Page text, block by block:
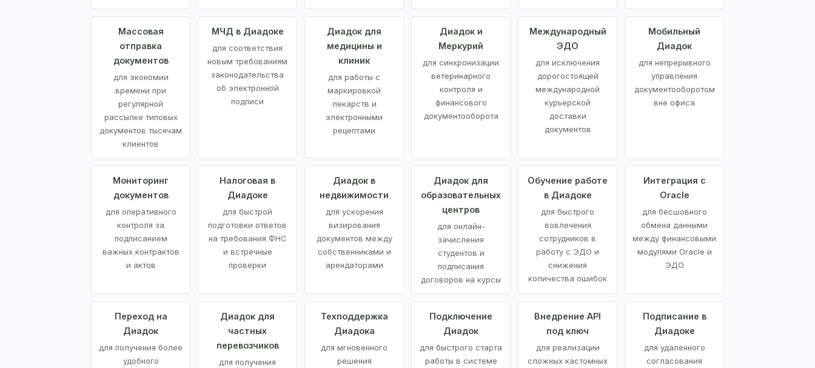
Массовая
отправка
документов
для экономии
времени при
регулярной
рассылке типовых
документов тысячам
клиентов
МЧД в Диадоке
для соответствия
новым требованиям
законодательства
об электронной
подписи
Диадок для
медицины и
клиник
для работы с
маркировкой
лекарств и
электронными
рецептами
Диадок и
Меркурий
для синхронизации
ветеринарного
контроля и
финансового
документооборота
Международный
ЭДО
для исключения
дорогостоящей
международной
курьерской
доставки
документов
Мобильный
Диадок
для непрерывного
управления
документооборотом
вне офиса
Мониторинг
документов
для оперативного
контроля за
подписанием
важных контрактов
и актов
Налоговая в
Диадоке
для быстрой
подготовки ответов
на требования ФНС
и встречные
проверки
Диадок в
недвижимости
для ускорения
визирования
документов между
собственниками и
арендаторами
Диадок для
образовательных
центров
для онлайн-
зачисления
студентов и
подписания
договоров на курсы
Обучение работе
в Диадоке
для быстрого
вовлечения
сотрудников в
работу с ЭДО и
снижения
количества ошибок
Интеграция с
Oracle
для бесшовного
обмена данными
между финансовыми
модулями Oracle и
ЭДО
Переход на
Диадок
для получения более
удобного
Диадок для
частных
перевозчиков
для получения
Техподдержка
Диадока
для мгновенного
решения
Подключение
Диадок
для быстрого старта
работы в системе
Внедрение API
под ключ
для реализации
сложных кастомных
Подписание в
Диадоке
для удаленного
согласования